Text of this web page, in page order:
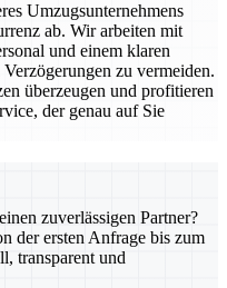
Umzugsunternehmens
ab. Wir arbeiten mit
und einem klaren
zu vermeiden.
überzeugen und profitieren
der genau auf Sie
zuverlässigen Partner?
der ersten Anfrage bis zum
transparent und